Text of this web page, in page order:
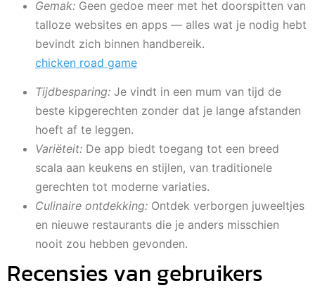
Gemak: Geen gedoe meer met het doorspitten van
talloze websites en apps — alles wat je nodig hebt
bevindt zich binnen handbereik.
chicken road game
Tijdbesparing: Je vindt in een mum van tijd de
beste kipgerechten zonder dat je lange afstanden
hoeft af te leggen.
Variëteit: De app biedt toegang tot een breed
scala aan keukens en stijlen, van traditionele
gerechten tot moderne variaties.
Culinaire ontdekking: Ontdek verborgen juweeltjes
en nieuwe restaurants die je anders misschien
nooit zou hebben gevonden.
Recensies van gebruikers